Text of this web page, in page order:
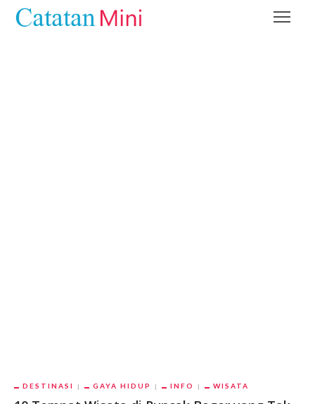
DESTINASI GAYA HIDUP INFO WISATA